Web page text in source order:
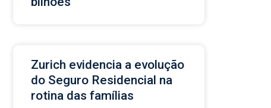
Zurich evidencia a evolução
do Seguro Residencial na
rotina das famílias